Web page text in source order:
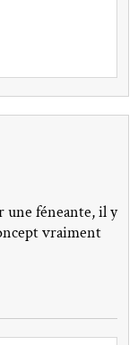
une féneante, il y
vraiment